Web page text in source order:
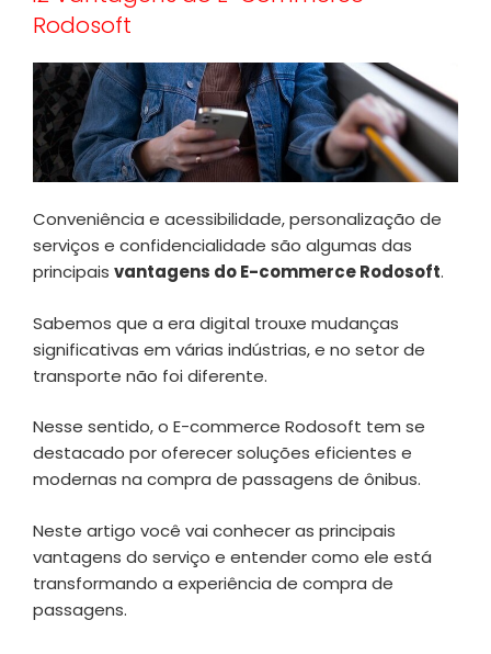
Rodosoft
Conveniência e acessibilidade, personalização de
serviços e confidencialidade são algumas das
principais vantagens do E-commerce Rodosoft.
Sabemos que a era digital trouxe mudanças
significativas em várias indústrias, e no setor de
transporte não foi diferente.
Nesse sentido, o E-commerce Rodosoft tem se
destacado por oferecer soluções eficientes e
modernas na compra de passagens de ônibus.
Neste artigo você vai conhecer as principais
vantagens do serviço e entender como ele está
transformando a experiência de compra de
passagens.